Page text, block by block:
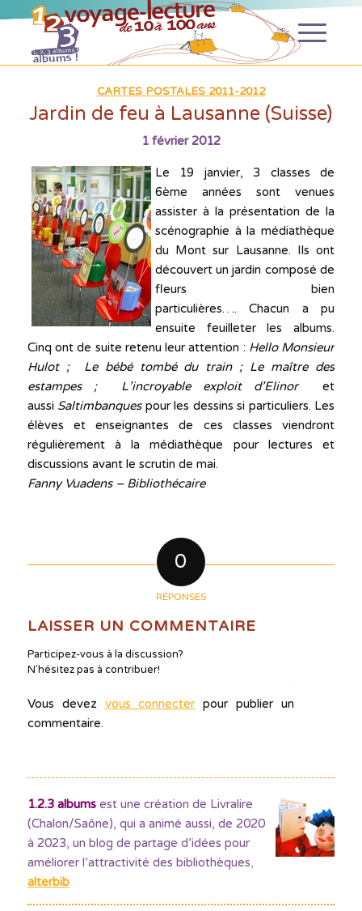
CARTES POSTALES 2011-2012
Jardin de feu à Lausanne (Suisse)
1 février 2012
Le 19 janvier, 3 classes de
6ème années sont venues
assister à la présentation de la
scénographie à la médiathèque
du Mont sur Lausanne. Ils ont
découvert un jardin composé de
fleurs bien
particulières…. Chacun a pu
ensuite feuilleter les albums.
Cinq ont de suite retenu leur attention : Hello Monsieur
Hulot ; Le bébé tombé du train ; Le maître des
estampes ; L’incroyable exploit d’Elinoret
aussi Saltimbanques pour les dessins si particuliers. Les
élèves et enseignantes de ces classes viendront
régulièrement à la médiathèque pour lectures et
discussions avant le scrutin de mai.
Fanny Vuadens – Bibliothécaire
0
RÉPONSES
LAISSER UN COMMENTAIRE
Participez-vous à la discussion?
N'hésitez pas à contribuer!
Vous devez vous connecter pour publier un
commentaire.
1.2.3 albumsest une création de Livralire
(Chalon/Saône), qui a animé aussi, de 2020
à 2023, un blog de partage d’idées pour
améliorer l’attractivité des bibliothèques,
alterbib